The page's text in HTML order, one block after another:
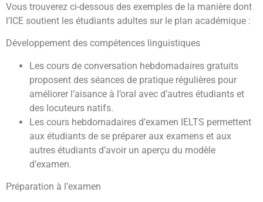
Vous trouverez ci-dessous des exemples de la manière dont
l’ICE soutient les étudiants adultes sur le plan académique :
Développement des compétences linguistiques
Les cours de conversation hebdomadaires gratuits
proposent des séances de pratique régulières pour
améliorer l’aisance à l’oral avec d’autres étudiants et
des locuteurs natifs.
Les cours hebdomadaires d’examen IELTS permettent
aux étudiants de se préparer aux examens et aux
autres étudiants d’avoir un aperçu du modèle
d’examen.
Préparation à l’examen